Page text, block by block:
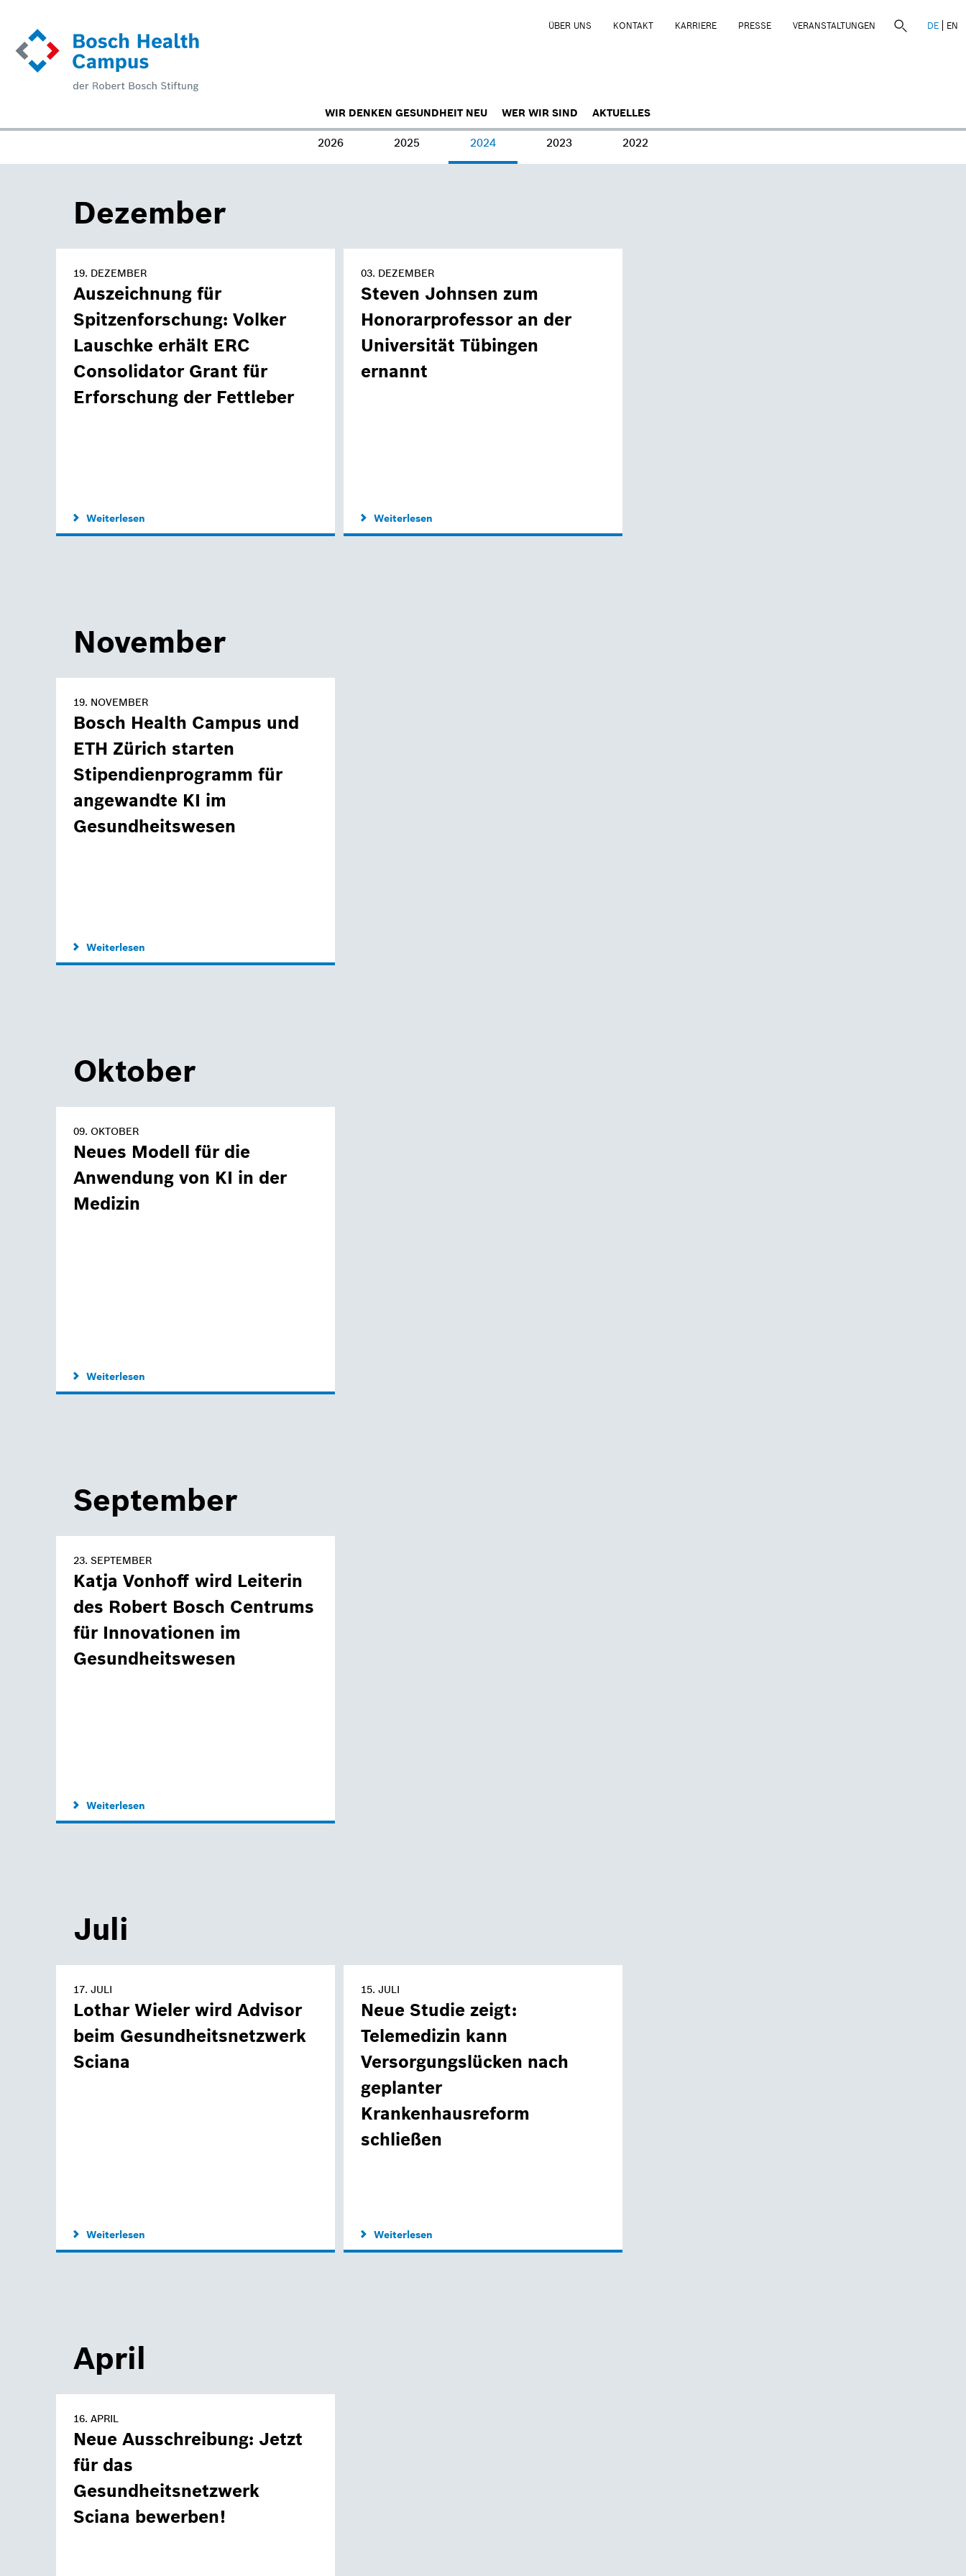
ÜBER UNS KONTAKT KARRIERE PRESSE VERANSTALTUNGEN DE EN
WIR DENKEN GESUNDHEIT NEU WER WIR SIND AKTUELLES
2026 2025 2024 2023 2022
Dezember
19. DEZEMBER
Auszeichnung für
Spitzenforschung: Volker
Lauschke erhält ERC
Consolidator Grant für
Erforschung der Fettleber
Weiterlesen
03. DEZEMBER
Steven Johnsen zum
Honorarprofessor an der
Universität Tübingen
ernannt
Weiterlesen
November
19. NOVEMBER
Bosch Health Campus und
ETH Zürich starten
Stipendienprogramm für
angewandte KI im
Gesundheitswesen
Weiterlesen
Oktober
09. OKTOBER
Neues Modell für die
Anwendung von KI in der
Medizin
Weiterlesen
September
23. SEPTEMBER
Katja Vonhoff wird Leiterin
des Robert Bosch Centrums
für Innovationen im
Gesundheitswesen
Weiterlesen
Juli
17. JULI
Lothar Wieler wird Advisor
beim Gesundheitsnetzwerk
Sciana
Weiterlesen
15. JULI
Neue Studie zeigt:
Telemedizin kann
Versorgungslücken nach
geplanter
Krankenhausreform
schließen
Weiterlesen
April
16. APRIL
Neue Ausschreibung: Jetzt
für das
Gesundheitsnetzwerk
Sciana bewerben!